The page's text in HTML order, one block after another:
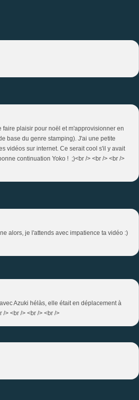
plaisir pour noël et m'approvisionner en
base du genre stamping). J'ai une petite
vidéos sur internet. Ce serait cool s'il y avait
continuation Yoko ! ;)<br /> <br /> <br />
alors, je l'attends avec impatience ta vidéo :)
Azuki hélàs, elle était en déplacement à
> <br /> <br /> <br />